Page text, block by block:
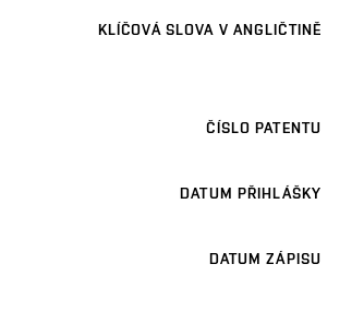
KLÍČOVÁ SLOVA V ANGLIČTINĚ
ČÍSLO PATENTU
DATUM PŘIHLÁŠKY
DATUM ZÁPISU